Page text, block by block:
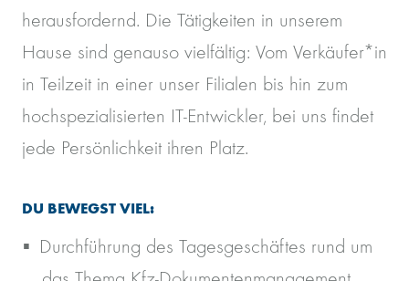
herausfordernd. Die Tätigkeiten in unserem
Hause sind genauso vielfältig: Vom Verkäufer*in
in Teilzeit in einer unser Filialen bis hin zum
hochspezialisierten IT-Entwickler, bei uns findet
jede Persönlichkeit ihren Platz.
DU BEWEGST VIEL:
Durchführung des Tagesgeschäftes rund um